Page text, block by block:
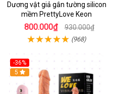
Dương vật giả gắn tường silicon
mềm PrettyLove Keon
800.000₫ 930.000₫
(968)
-36%
5